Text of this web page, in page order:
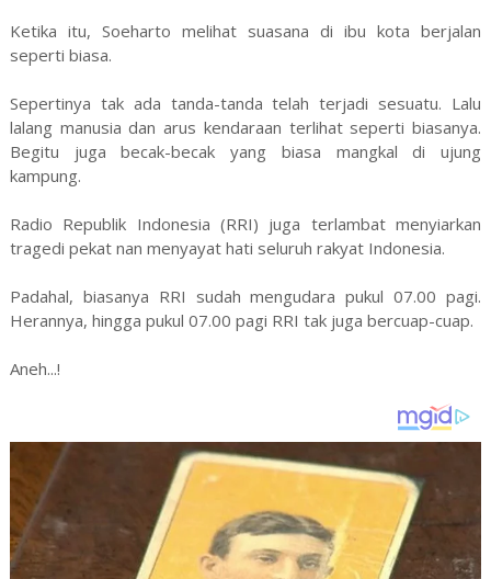
Ketika itu, Soeharto melihat suasana di ibu kota berjalan
seperti biasa.
Sepertinya tak ada tanda-tanda telah terjadi sesuatu. Lalu
lalang manusia dan arus kendaraan terlihat seperti biasanya.
Begitu juga becak-becak yang biasa mangkal di ujung
kampung.
Radio Republik Indonesia (RRI) juga terlambat menyiarkan
tragedi pekat nan menyayat hati seluruh rakyat Indonesia.
Padahal, biasanya RRI sudah mengudara pukul 07.00 pagi.
Herannya, hingga pukul 07.00 pagi RRI tak juga bercuap-cuap.
Aneh...!